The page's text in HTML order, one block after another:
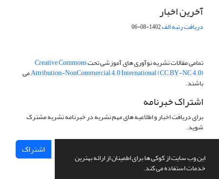
این وب سایت از کوکی ها برای اطمینان از ارائه بهترین
خدمات استفاده می کند.
آخرین اخبار
دریافت رتبه الف1402-08-06
تمامی مقالات نشریه نوآوری های آموزشی تحتCreative Commons
Attribution-NonCommercial 4.0 International (CC BY-NC 4.0)می
باشند.
اشتراک خبرنامه
برای دریافت اخبار و اطلاعیه های مهم نشریه در خبرنامه نشریه مشترک
شوید.
اشتراک